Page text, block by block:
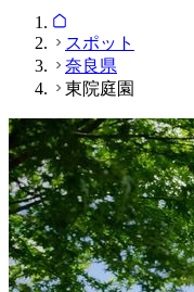
スポット
奈良県
東院庭園